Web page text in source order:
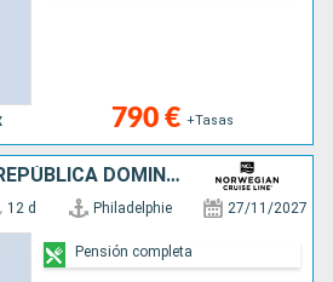
790 € +Tasas
ESTADOS UNIDOS, REPÚBLICA DOMINICANA, PORTO RICO, ANTIGUA Y BARBUDA, SANTA LUCIA, SAN MARTÍN
12 d Philadelphie 27/11/2027
Pensión completa